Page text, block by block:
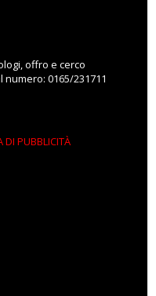
offro e cerco
0165/231711
DI PUBBLICITÀ